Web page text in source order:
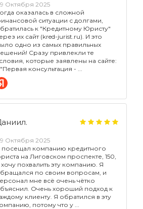
Октября 2025
оказалась в сложной
ситуации с долгами,
к "Кредитному Юристу"
их сайт (kred-jurist.ru). И это
одно из самых правильных
Сразу привлекли те
которые заявлены на сайте:
консультация -
Октября 2025
посещал компанию кредитного
на Лиговском проспекте, 150,
хочу похвалить эту компанию. Я
по своим вопросам, и
мне всё очень чётко
Очень хороший подход к
клиенту. Я обратился в эту
потому что у